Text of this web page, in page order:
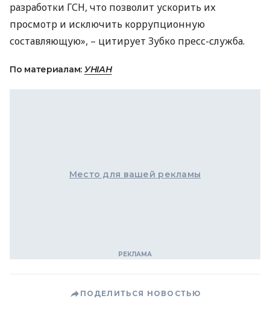
разработки ГСН, что позволит ускорить их
просмотр и исключить коррупционную
составляющую», – цитирует Зубко пресс-служба.
По материалам: УНІАН
Место для вашей рекламы
ПОДЕЛИТЬСЯ НОВОСТЬЮ